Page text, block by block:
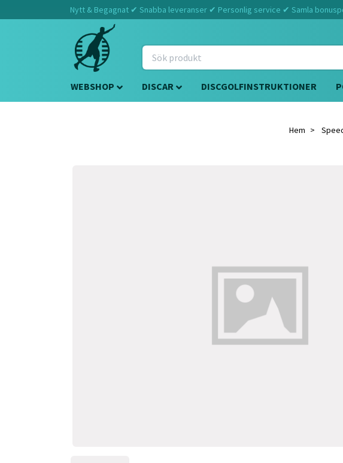
Nytt & Begagnat ✔ Snabba leveranser ✔ Personlig service ✔ Samla
WEBSHOP DISCAR DISCGOLFINSTRUKTIONER
Hem